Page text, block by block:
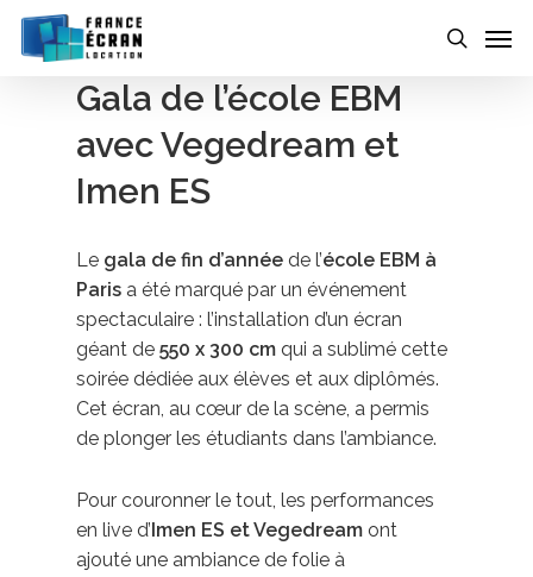
Skip
Gala de l’école EBM
avec Vegedream et
Imen ES
Le gala de fin d’année de l’école EBM à
Paris a été marqué par un événement
spectaculaire : l’installation d’un écran
géant de550 x 300 cm qui a sublimé cette
soirée dédiée aux élèves et aux diplômés.
Cet écran, au cœur de la scène, a permis
de plonger les étudiants dans l’ambiance.
Pour couronner le tout, les performances
en live d’Imen ES et Vegedream ont
ajouté une ambiance de folie à